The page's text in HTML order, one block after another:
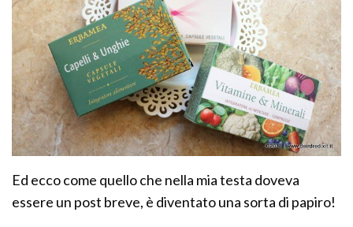
Ed ecco come quello che nella mia testa doveva
essere un post breve, è diventato una sorta di papiro!